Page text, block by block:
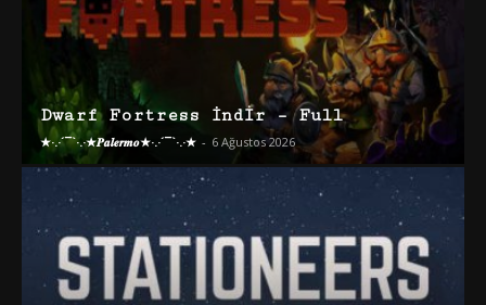
Dwarf Fortress İndir – Full
★·.·´¯`·.·★𝑷𝒂𝒍𝒆𝒓𝒎𝒐★·.·´¯`·.·★ - 6 Ağustos 2026